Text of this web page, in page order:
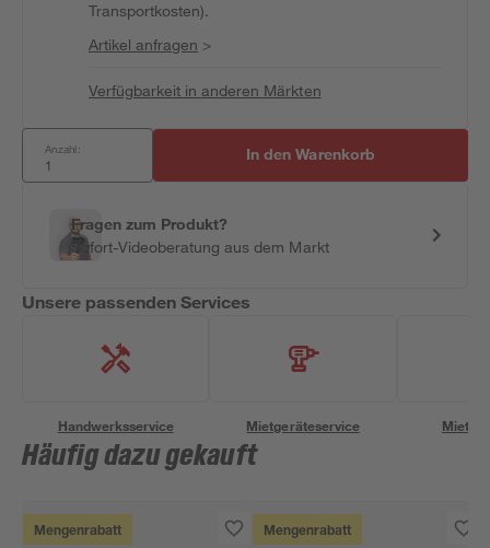
Transportkosten).
Artikel anfragen >
Verfügbarkeit in anderen Märkten
Anzahl: In den Warenkorb
Fragen zum Produkt?
Sofort-Videoberatung aus dem Markt
Unsere passenden Services
Handwerksservice Mietgeräteservice
Häufig dazu gekauft
Mengenrabatt Mengenrabatt